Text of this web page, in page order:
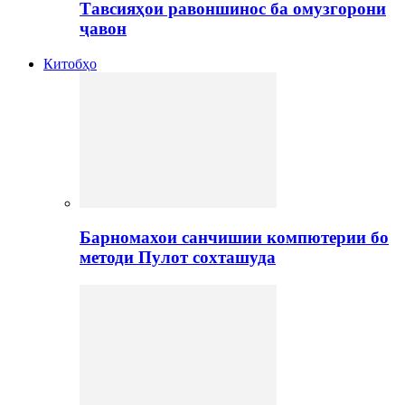
Тавсияҳои равоншинос ба омузгорони
ҷавон
Китобҳо
Барномахои санчишии компютерии бо
методи Пулот сохташуда